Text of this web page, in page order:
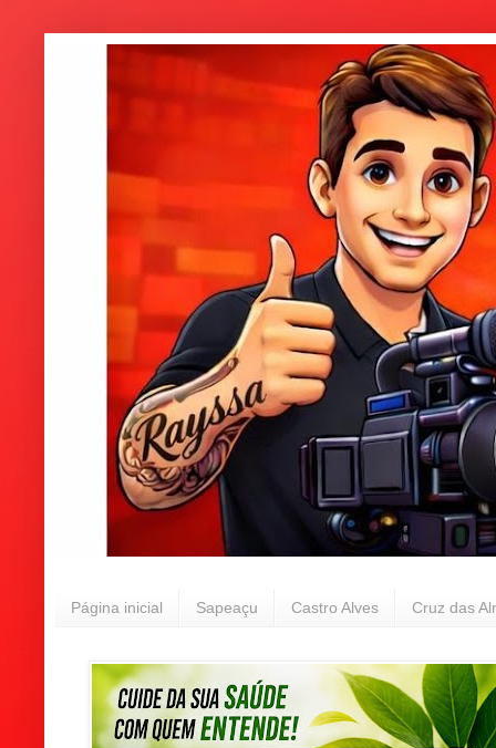
Página inicial Sapeaçu Castro Alves Cruz das